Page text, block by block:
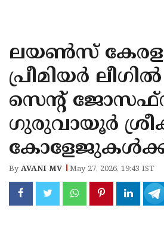
KANNUR
KASARAGOD
ലയൺസ്
പ്രീമിയർ
സെന്റ്
ഗുരുവായൂർ
ByAVANI MV May 27, 2026, 19:43 IST